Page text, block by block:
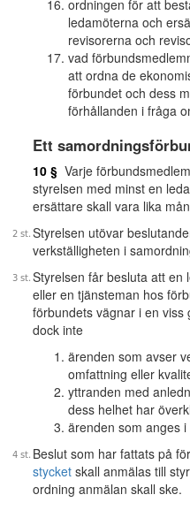
ordningen för att
ledamöterna och
revisorerna och
vad
att ordna de
förbundet och dess
förhållanden i fråga
Ett
10 § Varje
styrelsen med minst en
ersättare skall vara lika
Styrelsen utövar
verkställigheten i
Styrelsen får besluta att en
eller en tjänsteman hos
förbundets vägnar i en
dock inte
ärenden som avser
omfattning eller
yttranden med
dess helhet har
ärenden som anges
Beslut som har fattats på
stycket skall anmälas till
ordning anmälan skall ske.